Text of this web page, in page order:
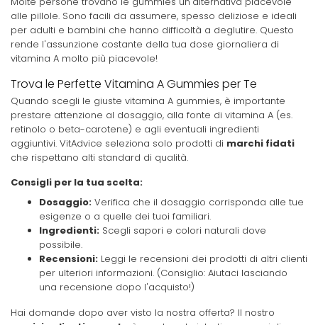
alle pillole. Sono facili da assumere, spesso deliziose e ideali
per adulti e bambini che hanno difficoltà a deglutire. Questo
rende l'assunzione costante della tua dose giornaliera di
vitamina A molto più piacevole!
Trova le Perfette Vitamina A Gummies per Te
Quando scegli le giuste vitamina A gummies, è importante
prestare attenzione al dosaggio, alla fonte di vitamina A (es.
retinolo o beta-carotene) e agli eventuali ingredienti
aggiuntivi. VitAdvice seleziona solo prodotti di marchi fidati
che rispettano alti standard di qualità.
Consigli per la tua scelta:
Dosaggio: Verifica che il dosaggio corrisponda alle tue
esigenze o a quelle dei tuoi familiari.
Ingredienti: Scegli sapori e colori naturali dove
possibile.
Recensioni: Leggi le recensioni dei prodotti di altri clienti
per ulteriori informazioni. (Consiglio: Aiutaci lasciando
una recensione dopo l'acquisto!)
Hai domande dopo aver visto la nostra offerta? Il nostro